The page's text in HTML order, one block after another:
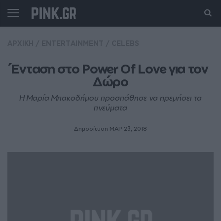
Ένταση στο Power Of Love για τον
Δώρο
Η Μαρία Μπακοδήμου προσπάθησε να ηρεμήσει τα
πνεύματα
Δημοσίευση ΜΑΡ 23, 2018